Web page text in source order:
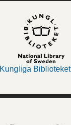
Kungliga Biblioteket